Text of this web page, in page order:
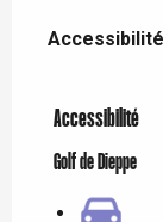
Accessibilité
Accessibilité
Accessibilité
Golf de Dieppe